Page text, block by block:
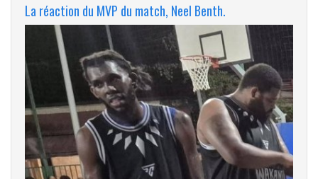
La réaction du MVP du match, Neel Benth.